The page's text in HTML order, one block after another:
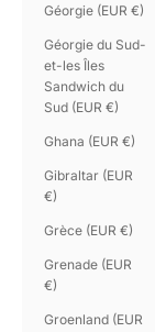
Géorgie (EUR €)
Géorgie du Sud-
et-les Îles
Sandwich du
Sud (EUR €)
Ghana (EUR €)
Gibraltar (EUR
€)
Grèce (EUR €)
Grenade (EUR
€)
Groenland (EUR